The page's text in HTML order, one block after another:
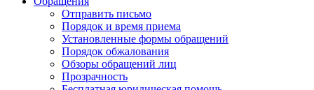
Отправить письмо
Порядок и время приема
Установленные формы обращений
Порядок обжалования
Обзоры обращений лиц
Прозрачность